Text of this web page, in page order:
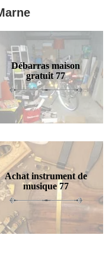
Débarras maison
gratuit 77
Achat instrument de
musique 77